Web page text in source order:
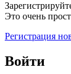
Это очень
Регистрация
Войти